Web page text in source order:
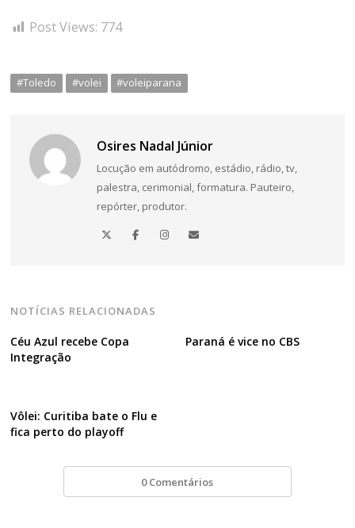
Post Views: 774
#Toledo #volei #voleiparana
Osires Nadal Júnior
Locução em autódromo, estádio, rádio, tv,
palestra, cerimonial, formatura. Pauteiro,
repórter, produtor.
NOTÍCIAS RELACIONADAS
Céu Azul recebe Copa
Integração
Paraná é vice no CBS
Vôlei: Curitiba bate o Flu e
fica perto do playoff
0 Comentários